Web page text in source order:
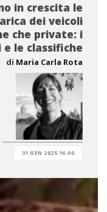
in crescita le
dei veicoli
che private: i
e le classifiche
di Maria Carla Rota
31 GEN 2025 16:00